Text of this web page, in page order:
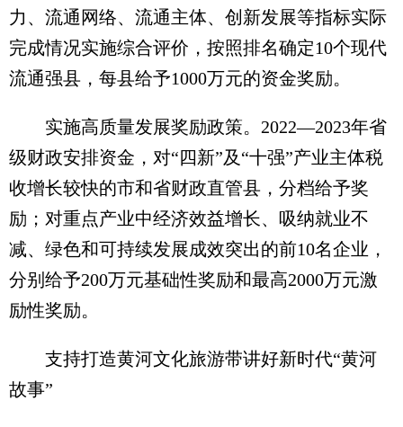
力、流通网络、流通主体、创新发展等指标实际
完成情况实施综合评价，按照排名确定10个现代
流通强县，每县给予1000万元的资金奖励。
实施高质量发展奖励政策。2022—2023年省
级财政安排资金，对“四新”及“十强”产业主体税
收增长较快的市和省财政直管县，分档给予奖
励；对重点产业中经济效益增长、吸纳就业不
减、绿色和可持续发展成效突出的前10名企业，
分别给予200万元基础性奖励和最高2000万元激
励性奖励。
支持打造黄河文化旅游带讲好新时代“黄河
故事”